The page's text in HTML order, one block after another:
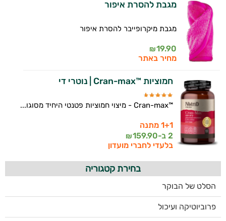
מגבת להסרת איפור
מגבת מיקרופייבר להסרת איפור
19.90
₪
מחיר באתר
חמוציות ™Cran-max | נוטרי די
™Cran-max - מיצוי חמוציות פטנטי היחיד מסוגו...
1+1 מתנה
2 ב-
159.90
₪
בלעדי לחברי מועדון
בחירת קטגוריה
הסלט של הבוקר
פרוביוטיקה ועיכול